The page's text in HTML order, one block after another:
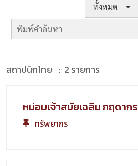
ทั้งหมด
สถาปนิกไทย : 2 รายการ
หม่อมเจ้าสมัยเฉลิม กฤดากร
ทรัพยากร